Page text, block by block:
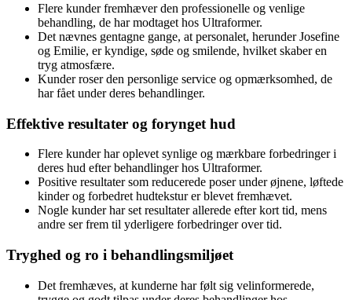
Flere kunder fremhæver den professionelle og venlige
behandling, de har modtaget hos Ultraformer.
Det nævnes gentagne gange, at personalet, herunder Josefine
og Emilie, er kyndige, søde og smilende, hvilket skaber en
tryg atmosfære.
Kunder roser den personlige service og opmærksomhed, de
har fået under deres behandlinger.
Effektive resultater og forynget hud
Flere kunder har oplevet synlige og mærkbare forbedringer i
deres hud efter behandlinger hos Ultraformer.
Positive resultater som reducerede poser under øjnene, løftede
kinder og forbedret hudtekstur er blevet fremhævet.
Nogle kunder har set resultater allerede efter kort tid, mens
andre ser frem til yderligere forbedringer over tid.
Tryghed og ro i behandlingsmiljøet
Det fremhæves, at kunderne har følt sig velinformerede,